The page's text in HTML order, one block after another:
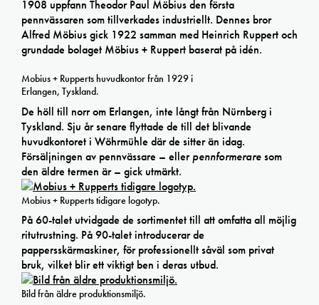
1908 uppfann Theodor Paul Möbius den första
pennvässaren som tillverkades industriellt. Dennes bror
Alfred Möbius gick 1922 samman med Heinrich Ruppert och
grundade bolaget Möbius + Ruppert baserat på idén.
Mobius + Rupperts huvudkontor från 1929 i
Erlangen, Tyskland.
De höll till norr om Erlangen, inte långt från Nürnberg i
Tyskland. Sju år senare flyttade de till det blivande
huvudkontoret i Wöhrmühle där de sitter än idag.
Försäljningen av pennvässare – ellerpennformeraresom
den äldre termen är – gick utmärkt.
Mobius + Rupperts tidigare logotyp.
På 60-talet utvidgade de sortimentet till att omfatta all möjlig
ritutrustning. På 90-talet introducerar de
pappersskärmaskiner, för professionellt såväl som privat
bruk, vilket blir ett viktigt ben i deras utbud.
Bild från äldre produktionsmiljö.